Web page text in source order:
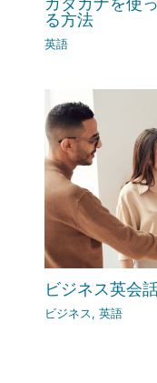
る方法
英語
ビジネス英会
ビジネス,英語